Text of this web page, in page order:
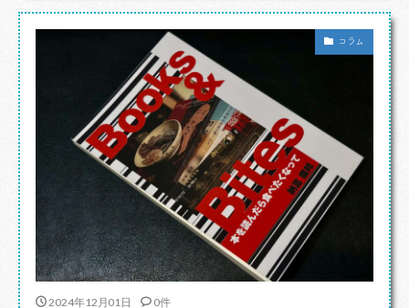
が、うまくピー […]
コラム
2024年12月01日 0件